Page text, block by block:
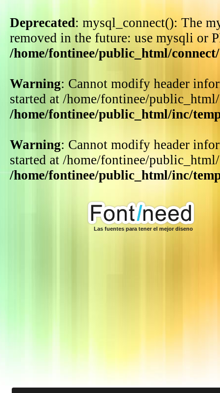
Deprecated: mysql_connect(): The
removed in the future: use mysqli or
/home/fontinee/public_html/
Warning: Cannot modify header
started at /home/fontinee/
/home/fontinee/public_html/inc/
Warning: Cannot modify header
started at /home/fontinee/
/home/fontinee/public_html/inc/
Las fuentes para tener el mejor diseno